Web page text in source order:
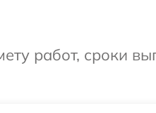
работ, сроки